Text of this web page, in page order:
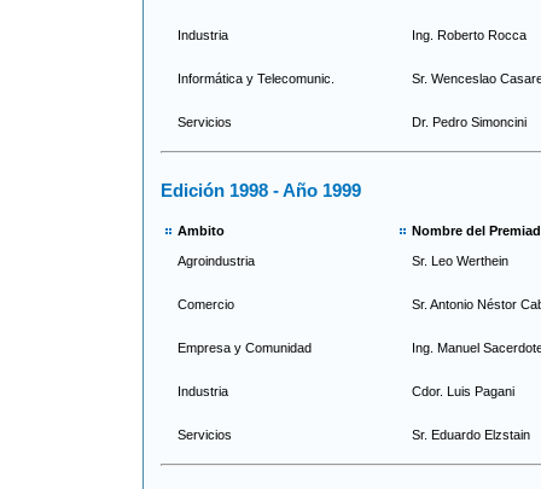
Industria Ing. Roberto Rocca
Informática y Telecomunic. Sr. Wenceslao
Servicios Dr. Pedro Simoncini
Edición 1998 - Año 1999
Ambito Nombre del
Agroindustria Sr. Leo Werthein
Comercio Sr. Antonio Néstor
Empresa y Comunidad Ing. Manuel
Industria Cdor. Luis Pagani
Servicios Sr. Eduardo Elzstain